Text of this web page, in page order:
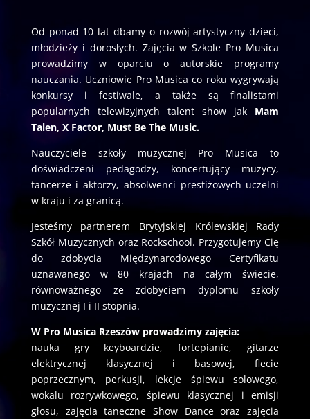
Od ponad 10 lat dbamy o rozwój artystyczny dzieci,
młodzieży i dorosłych. Zajęcia w Szkole Pro Musica
prowadzimy w oparciu o autorskie programy
nauczania. Uczniowie Pro Musica co roku wygrywają
konkursy i festiwale, a także są finalistami
popularnych telewizyjnych talent show jak Mam
Talen, X Factor, Must Be The Music.
Nauczyciele szkoły muzycznej Pro Musica to
doświadczeni pedagodzy, koncertujący muzycy,
tancerze i aktorzy, absolwenci prestiżowych uczelni
w kraju i za granicą.
Jesteśmy partnerem Brytyjskiej Królewskiej Rady
Szkół Muzycznych oraz Rockschool. Przygotujemy Cię
do zdobycia Międzynarodowego Certyfikatu
uznawanego w 80 krajach na całym świecie,
równoważnego ze zdobyciem dyplomu szkoły
muzycznej I i II stopnia.
W Pro Musica Rzeszów prowadzimy zajęcia:
nauka gry keyboardzie, fortepianie, gitarze
elektrycznej klasycznej i basowej, flecie
poprzecznym, perkusji, lekcje śpiewu solowego,
wokalu rozrywkowego, śpiewu klasycznej i emisji
głosu, zajęcia taneczne Show Dance oraz zajęcia